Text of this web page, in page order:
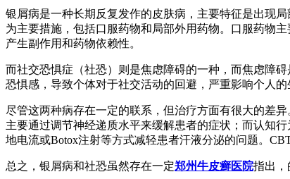
银屑病是一种长期反复发作的皮肤病，主要特征是出现
为主要措施，包括口服药物和局部外用药物。口服药物
产生副作用和药物依赖性。
而社交恐惧症（社恐）则是焦虑障碍的一种，而焦虑障
恐惧感，导致个体对于社交活动的回避，严重影响个人的
尽管这两种病存在一定的联系，但治疗方面有很大的差
主要通过调节神经递质水平来缓解患者的症状；而认知
地电流或Botox注射等方式减轻患者汗液分泌的问题。
总之，银屑病和社恐虽然存在一定郑州牛皮癣医院指出，